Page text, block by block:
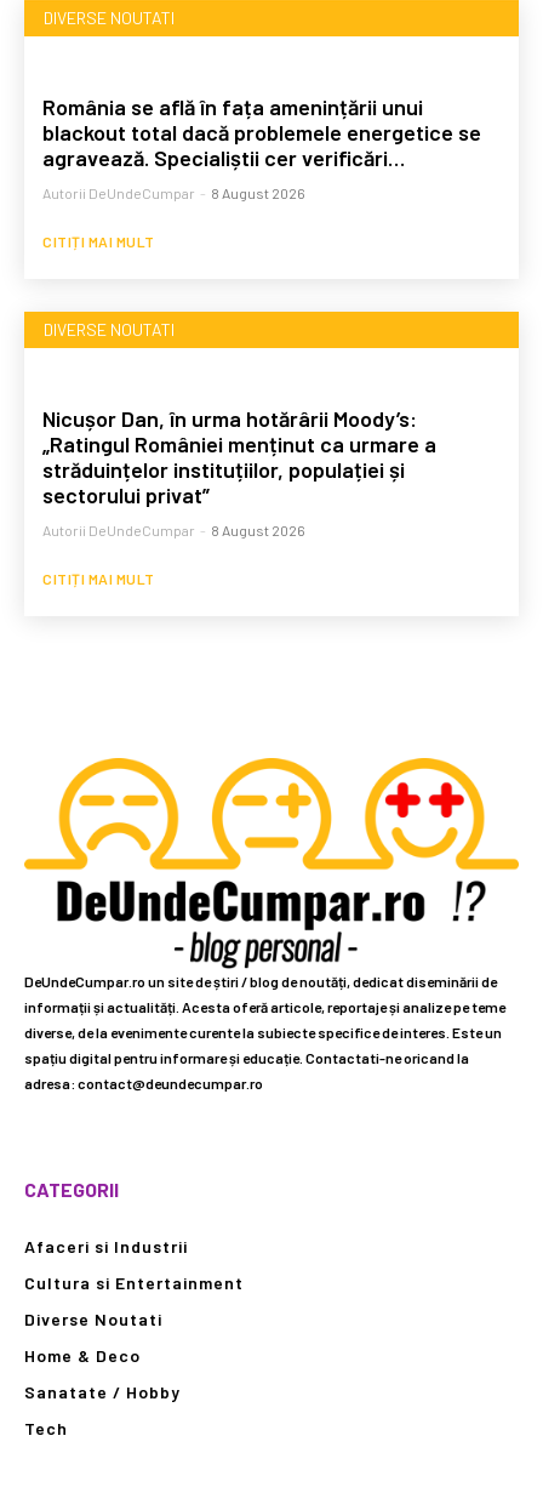
DIVERSE NOUTATI
România se află în fața amenințării unui
blackout total dacă problemele energetice se
agravează. Specialiștii cer verificări…
Autorii DeUndeCumpar - 8 August 2026
CITIȚI MAI MULT
DIVERSE NOUTATI
Nicușor Dan, în urma hotărârii Moody’s:
„Ratingul României menținut ca urmare a
străduințelor instituțiilor, populației și
sectorului privat”
Autorii DeUndeCumpar - 8 August 2026
CITIȚI MAI MULT
DeUndeCumpar.ro un site de știri / blog de noutăți, dedicat diseminării de
informații și actualități. Acesta oferă articole, reportaje și analize pe teme
diverse, de la evenimente curente la subiecte specifice de interes. Este un
spațiu digital pentru informare și educație. Contactati-ne oricand la
adresa: contact@deundecumpar.ro
CATEGORII
Afaceri si Industrii
Cultura si Entertainment
Diverse Noutati
Home & Deco
Sanatate / Hobby
Tech